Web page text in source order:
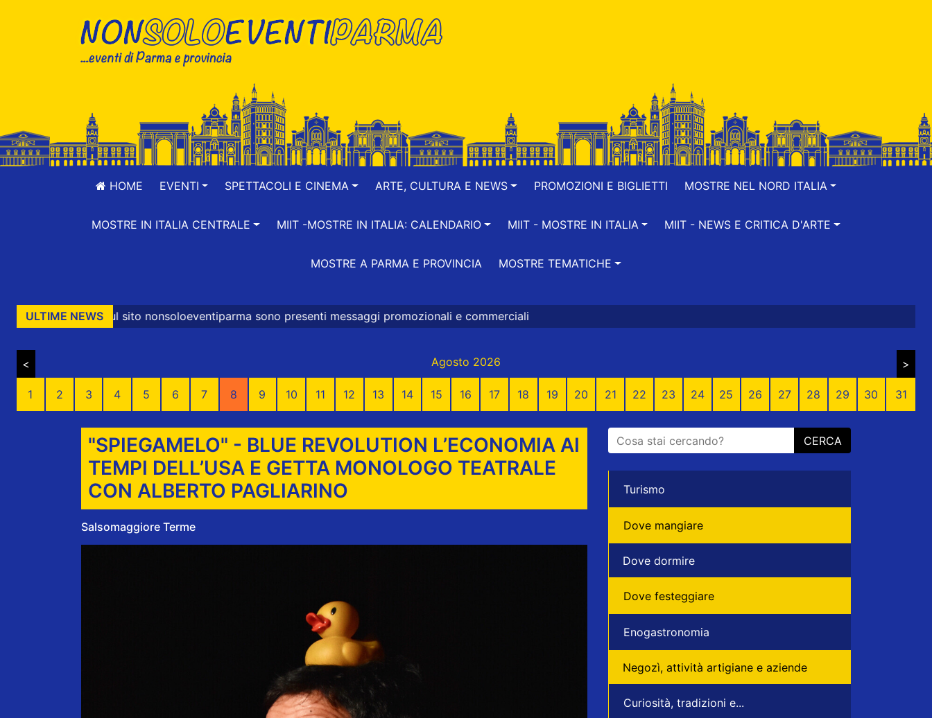
HOME EVENTI SPETTACOLI E CINEMA ARTE, CULTURA E NEWS PROMOZIONI E BIGLIETTI MOSTRE NEL NORD ITALIA
MOSTRE IN ITALIA CENTRALE MIIT -MOSTRE IN ITALIA: CALENDARIO MIIT - MOSTRE IN ITALIA MIIT - NEWS E CRITICA D'ARTE
MOSTRE A PARMA E PROVINCIA MOSTRE TEMATICHE
ULTIME NEWS
sito nonsoloeventiparma sono presenti messaggi promozionali e commerciali
< Agosto 2026 >
1 2 3 4 5 6 7 8 9 10 11 12 13 14 15 16 17 18 19 20 21 22 23 24 25 26 27 28 29 30 31
"SPIEGAMELO" - BLUE REVOLUTION L’ECONOMIA AI
TEMPI DELL’USA E GETTA MONOLOGO TEATRALE
CON ALBERTO PAGLIARINO
Salsomaggiore Terme
CERCA
Turismo
Dove mangiare
Dove dormire
Dove festeggiare
Enogastronomia
Negozì, attività artigiane e aziende
Curiosità, tradizioni e...